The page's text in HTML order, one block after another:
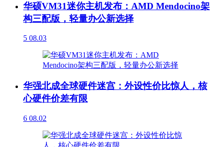
华硕VM31迷你主机发布：AMD Mendocino架
构三配版，轻量办公新选择
5 08.03
华强北成全球硬件迷宫：外设性价比惊人，核
心硬件价差有限
6 08.02